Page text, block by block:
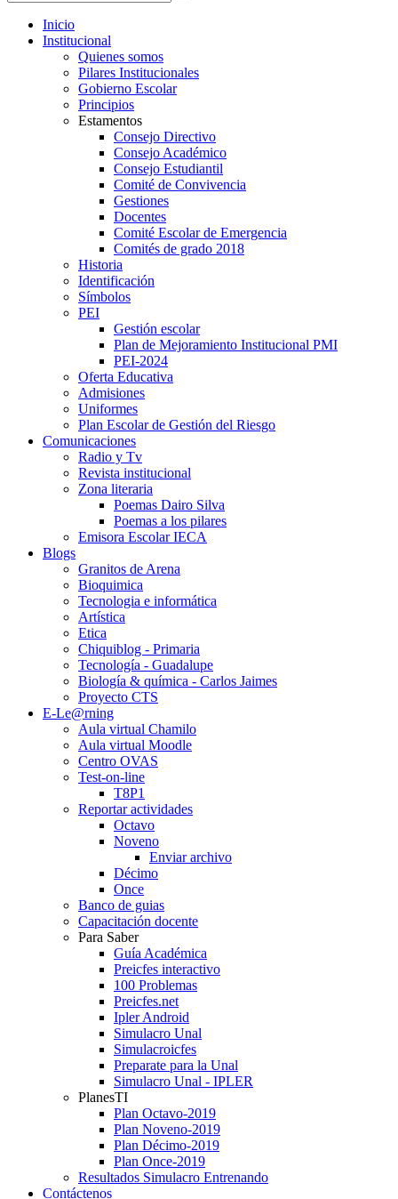
Inicio
Institucional
Quienes somos
Pilares Institucionales
Gobierno Escolar
Principios
Estamentos
Consejo Directivo
Consejo Académico
Consejo Estudiantil
Comité de Convivencia
Gestiones
Docentes
Comité Escolar de Emergencia
Comités de grado 2018
Historia
Identificación
Símbolos
PEI
Gestión escolar
Plan de Mejoramiento Institucional PMI
PEI-2024
Oferta Educativa
Admisiones
Uniformes
Plan Escolar de Gestión del Riesgo
Comunicaciones
Radio y Tv
Revista institucional
Zona literaria
Poemas Dairo Silva
Poemas a los pilares
Emisora Escolar IECA
Blogs
Granitos de Arena
Bioquimica
Tecnologia e informática
Artística
Etica
Chiquiblog - Primaria
Tecnología - Guadalupe
Biología & química - Carlos Jaimes
Proyecto CTS
E-Le@rning
Aula virtual Chamilo
Aula virtual Moodle
Centro OVAS
Test-on-line
T8P1
Reportar actividades
Octavo
Noveno
Enviar archivo
Décimo
Once
Banco de guias
Capacitación docente
Para Saber
Guía Académica
Preicfes interactivo
100 Problemas
Preicfes.net
Ipler Android
Simulacro Unal
Simulacroicfes
Preparate para la Unal
Simulacro Unal - IPLER
PlanesTI
Plan Octavo-2019
Plan Noveno-2019
Plan Décimo-2019
Plan Once-2019
Resultados Simulacro Entrenando
Contáctenos